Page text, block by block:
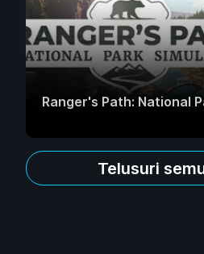
Ranger's Path: National
Telusuri